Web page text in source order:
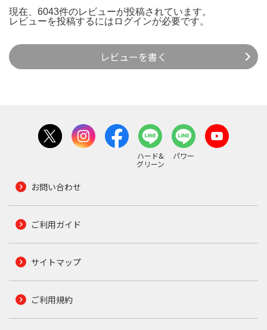
現在、6043件のレビューが投稿されています。
レビューを投稿するには ログインが必要です。
レビューを書く
ハード&
グリーン
パワー
お問い合わせ
ご利用ガイド
サイトマップ
ご利用規約